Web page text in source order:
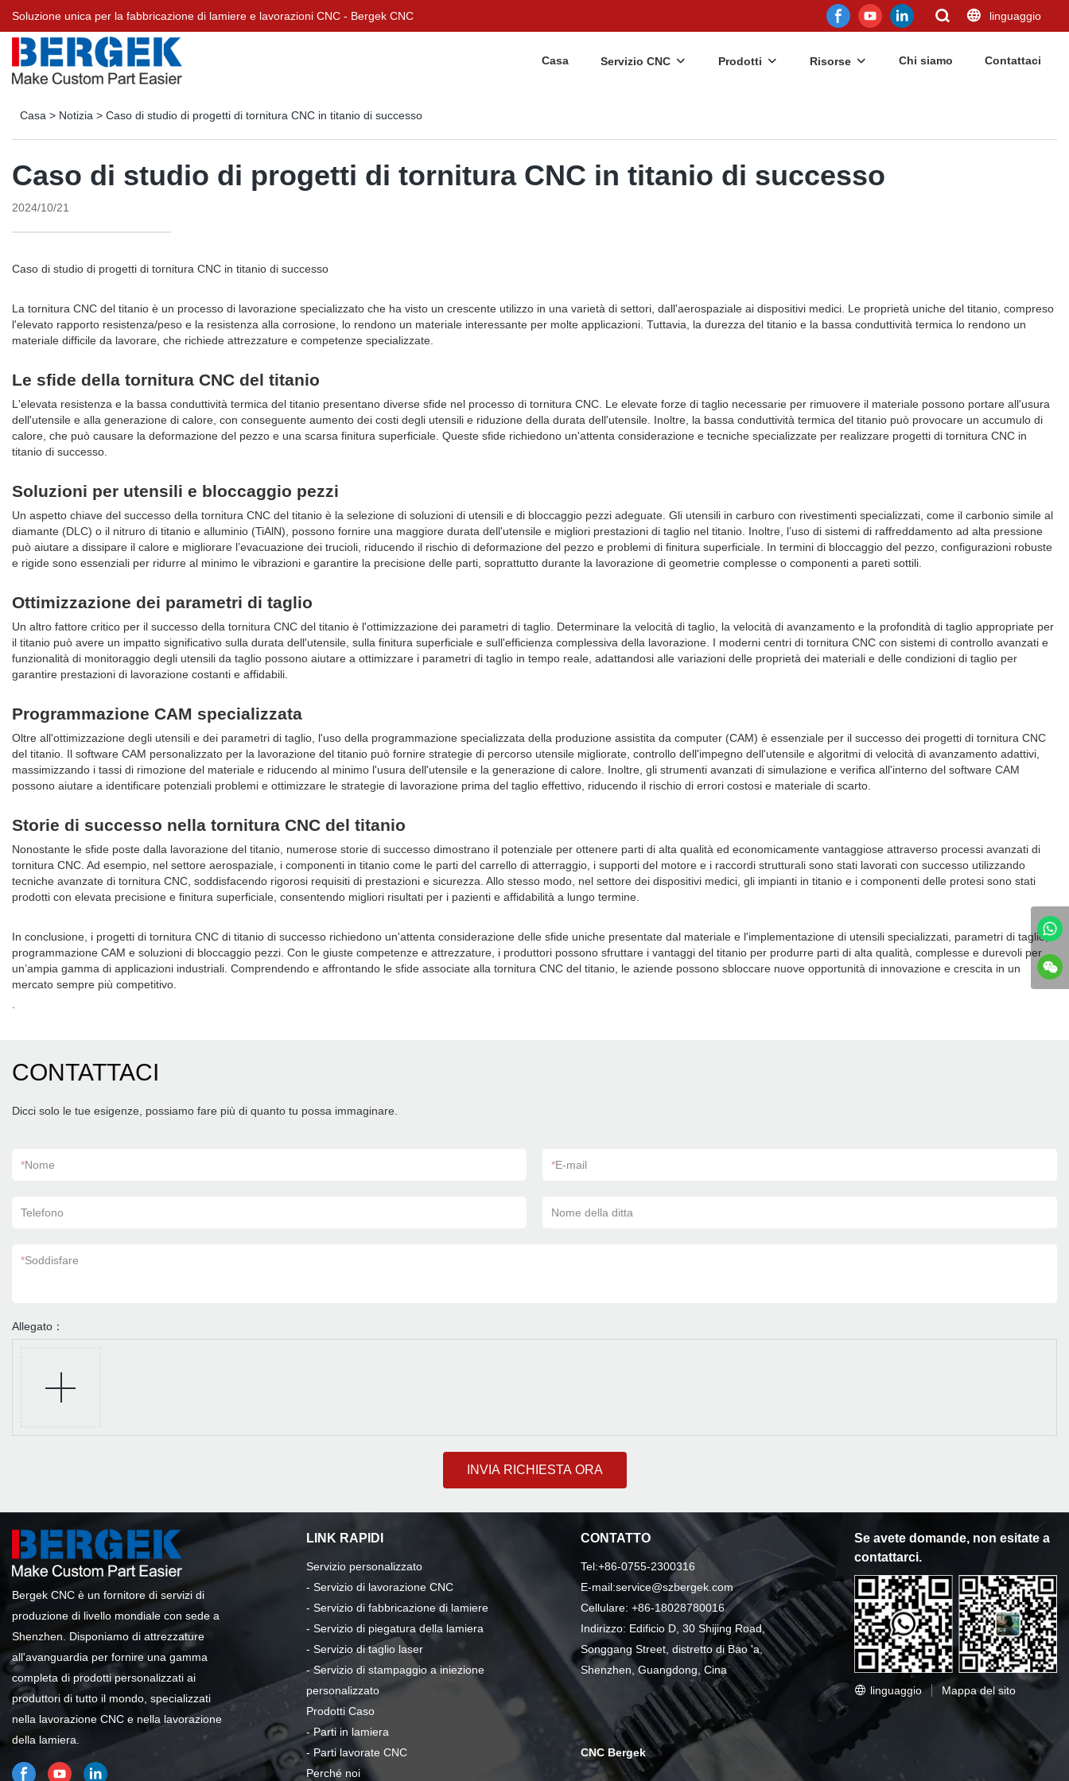
Soluzione unica per la fabbricazione di lamiere e lavorazioni CNC - Bergek CNC linguaggio
Casa Servizio CNC Prodotti Risorse Chi siamo Contattaci
Casa > Notizia > Caso di studio di progetti di tornitura CNC in titanio di successo
Caso di studio di progetti di tornitura CNC in titanio di successo
2024/10/21
Caso di studio di progetti di tornitura CNC in titanio di successo
La tornitura CNC del titanio è un processo di lavorazione specializzato che ha visto un crescente utilizzo in una varietà di settori, dall'aerospaziale ai dispositivi medici. Le proprietà uniche del titanio, compreso
l'elevato rapporto resistenza/peso e la resistenza alla corrosione, lo rendono un materiale interessante per molte applicazioni. Tuttavia, la durezza del titanio e la bassa conduttività termica lo rendono un
materiale difficile da lavorare, che richiede attrezzature e competenze specializzate.
Le sfide della tornitura CNC del titanio
L'elevata resistenza e la bassa conduttività termica del titanio presentano diverse sfide nel processo di tornitura CNC. Le elevate forze di taglio necessarie per rimuovere il materiale possono portare all'usura
dell'utensile e alla generazione di calore, con conseguente aumento dei costi degli utensili e riduzione della durata dell'utensile. Inoltre, la bassa conduttività termica del titanio può provocare un accumulo di
calore, che può causare la deformazione del pezzo e una scarsa finitura superficiale. Queste sfide richiedono un'attenta considerazione e tecniche specializzate per realizzare progetti di tornitura CNC in
titanio di successo.
Soluzioni per utensili e bloccaggio pezzi
Un aspetto chiave del successo della tornitura CNC del titanio è la selezione di soluzioni di utensili e di bloccaggio pezzi adeguate. Gli utensili in carburo con rivestimenti specializzati, come il carbonio simile al
diamante (DLC) o il nitruro di titanio e alluminio (TiAlN), possono fornire una maggiore durata dell'utensile e migliori prestazioni di taglio nel titanio. Inoltre, l’uso di sistemi di raffreddamento ad alta pressione
può aiutare a dissipare il calore e migliorare l’evacuazione dei trucioli, riducendo il rischio di deformazione del pezzo e problemi di finitura superficiale. In termini di bloccaggio del pezzo, configurazioni robuste
e rigide sono essenziali per ridurre al minimo le vibrazioni e garantire la precisione delle parti, soprattutto durante la lavorazione di geometrie complesse o componenti a pareti sottili.
Ottimizzazione dei parametri di taglio
Un altro fattore critico per il successo della tornitura CNC del titanio è l'ottimizzazione dei parametri di taglio. Determinare la velocità di taglio, la velocità di avanzamento e la profondità di taglio appropriate per
il titanio può avere un impatto significativo sulla durata dell'utensile, sulla finitura superficiale e sull'efficienza complessiva della lavorazione. I moderni centri di tornitura CNC con sistemi di controllo avanzati e
funzionalità di monitoraggio degli utensili da taglio possono aiutare a ottimizzare i parametri di taglio in tempo reale, adattandosi alle variazioni delle proprietà dei materiali e delle condizioni di taglio per
garantire prestazioni di lavorazione costanti e affidabili.
Programmazione CAM specializzata
Oltre all'ottimizzazione degli utensili e dei parametri di taglio, l'uso della programmazione specializzata della produzione assistita da computer (CAM) è essenziale per il successo dei progetti di tornitura CNC
del titanio. Il software CAM personalizzato per la lavorazione del titanio può fornire strategie di percorso utensile migliorate, controllo dell'impegno dell'utensile e algoritmi di velocità di avanzamento adattivi,
massimizzando i tassi di rimozione del materiale e riducendo al minimo l'usura dell'utensile e la generazione di calore. Inoltre, gli strumenti avanzati di simulazione e verifica all'interno del software CAM
possono aiutare a identificare potenziali problemi e ottimizzare le strategie di lavorazione prima del taglio effettivo, riducendo il rischio di errori costosi e materiale di scarto.
Storie di successo nella tornitura CNC del titanio
Nonostante le sfide poste dalla lavorazione del titanio, numerose storie di successo dimostrano il potenziale per ottenere parti di alta qualità ed economicamente vantaggiose attraverso processi avanzati di
tornitura CNC. Ad esempio, nel settore aerospaziale, i componenti in titanio come le parti del carrello di atterraggio, i supporti del motore e i raccordi strutturali sono stati lavorati con successo utilizzando
tecniche avanzate di tornitura CNC, soddisfacendo rigorosi requisiti di prestazioni e sicurezza. Allo stesso modo, nel settore dei dispositivi medici, gli impianti in titanio e i componenti delle protesi sono stati
prodotti con elevata precisione e finitura superficiale, consentendo migliori risultati per i pazienti e affidabilità a lungo termine.
In conclusione, i progetti di tornitura CNC di titanio di successo richiedono un'attenta considerazione delle sfide uniche presentate dal materiale e l'implementazione di utensili specializzati, parametri di taglio,
programmazione CAM e soluzioni di bloccaggio pezzi. Con le giuste competenze e attrezzature, i produttori possono sfruttare i vantaggi del titanio per produrre parti di alta qualità, complesse e durevoli per
un’ampia gamma di applicazioni industriali. Comprendendo e affrontando le sfide associate alla tornitura CNC del titanio, le aziende possono sbloccare nuove opportunità di innovazione e crescita in un
mercato sempre più competitivo.
CONTATTACI
Dicci solo le tue esigenze, possiamo fare più di quanto tu possa immaginare.
*Nome *E-mail
Telefono Nome della ditta
*Soddisfare
Allegato：
INVIA RICHIESTA ORA
Bergek CNC è un fornitore di servizi di
produzione di livello mondiale con sede a
Shenzhen. Disponiamo di attrezzature
all'avanguardia per fornire una gamma
completa di prodotti personalizzati ai
produttori di tutto il mondo, specializzati
nella lavorazione CNC e nella lavorazione
della lamiera.
LINK RAPIDI
Servizio personalizzato
- Servizio di lavorazione CNC
- Servizio di fabbricazione di lamiere
- Servizio di piegatura della lamiera
- Servizio di taglio laser
-Servizio di stampaggio a iniezione
personalizzato
Prodotti Caso
- Parti in lamiera
- Parti lavorate CNC
Perché noi
CONTATTO
Tel:+86-0755-2300316
E-mail:service@szbergek.com
Cellulare: +86-18028780016
Indirizzo: Edificio D, 30 Shijing Road,
Songgang Street, distretto di Bao 'a,
Shenzhen, Guangdong, Cina
CNC Bergek
Se avete domande, non esitate a
contattarci.
linguaggio Mappa del sito